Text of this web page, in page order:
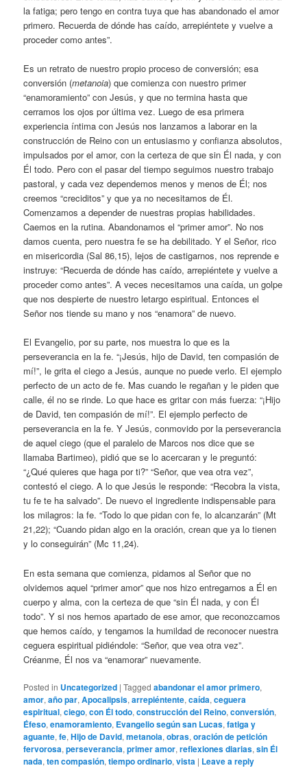
la fatiga; pero tengo en contra tuya que has abandonado el amor
primero. Recuerda de dónde has caído, arrepiéntete y vuelve a
proceder como antes”.
Es un retrato de nuestro propio proceso de conversión; esa
conversión (metanoia) que comienza con nuestro primer
“enamoramiento” con Jesús, y que no termina hasta que
cerramos los ojos por última vez. Luego de esa primera
experiencia íntima con Jesús nos lanzamos a laborar en la
construcción de Reino con un entusiasmo y confianza absolutos,
impulsados por el amor, con la certeza de que sin Él nada, y con
Él todo. Pero con el pasar del tiempo seguimos nuestro trabajo
pastoral, y cada vez dependemos menos y menos de Él; nos
creemos “creciditos” y que ya no necesitamos de Él.
Comenzamos a depender de nuestras propias habilidades.
Caemos en la rutina. Abandonamos el “primer amor”. No nos
damos cuenta, pero nuestra fe se ha debilitado. Y el Señor, rico
en misericordia (Sal 86,15), lejos de castigarnos, nos reprende e
instruye: “Recuerda de dónde has caído, arrepiéntete y vuelve a
proceder como antes”. A veces necesitamos una caída, un golpe
que nos despierte de nuestro letargo espiritual. Entonces el
Señor nos tiende su mano y nos “enamora” de nuevo.
El Evangelio, por su parte, nos muestra lo que es la
perseverancia en la fe. “¡Jesús, hijo de David, ten compasión de
mí!”, le grita el ciego a Jesús, aunque no puede verlo. El ejemplo
perfecto de un acto de fe. Mas cuando le regañan y le piden que
calle, él no se rinde. Lo que hace es gritar con más fuerza: “¡Hijo
de David, ten compasión de mí!”. El ejemplo perfecto de
perseverancia en la fe. Y Jesús, conmovido por la perseverancia
de aquel ciego (que el paralelo de Marcos nos dice que se
llamaba Bartimeo), pidió que se lo acercaran y le preguntó:
“¿Qué quieres que haga por ti?” “Señor, que vea otra vez”,
contestó el ciego. A lo que Jesús le responde: “Recobra la vista,
tu fe te ha salvado”. De nuevo el ingrediente indispensable para
los milagros: la fe. “Todo lo que pidan con fe, lo alcanzarán” (Mt
21,22); “Cuando pidan algo en la oración, crean que ya lo tienen
y lo conseguirán” (Mc 11,24).
En esta semana que comienza, pidamos al Señor que no
olvidemos aquel “primer amor” que nos hizo entregarnos a Él en
cuerpo y alma, con la certeza de que “sin Él nada, y con Él
todo”. Y si nos hemos apartado de ese amor, que reconozcamos
que hemos caído, y tengamos la humildad de reconocer nuestra
ceguera espiritual pidiéndole: “Señor, que vea otra vez”.
Créanme, Él nos va “enamorar” nuevamente.
Posted in Uncategorized |Tagged abandonar el amor primero,
amor,año par,Apocalipsis,arrepiéntente,caída,ceguera
espiritual,ciego,con Él todo,construcción del Reino,conversión,
Éfeso,enamoramiento, Evangelio según san Lucas,fatiga y
aguante,fe,Hijo de David,metanoia,obras,oración de petición
fervorosa,perseverancia,primer amor,reflexiones diarias,sin Él
nada,ten compasión,tiempo ordinario,vista | Leave a reply